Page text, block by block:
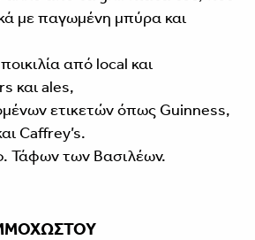
με παγωμένη μπύρα και
από local και
και ales,
ετικετών όπως Guinness,
Caffrey’s.
Τάφων των Βασιλέων.